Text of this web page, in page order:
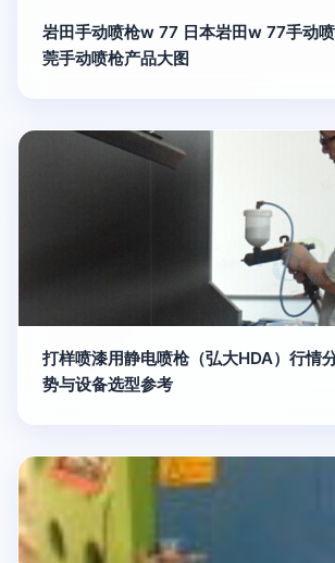
岩田手动喷枪w 77 日本岩田w 77手动
莞手动喷枪产品大图
打样喷漆用静电喷枪（弘大HDA）行情
势与设备选型参考